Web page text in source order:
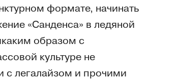
формате, начинать
«Санденса» в ледяной
образом с
культуре не
с легалайзом и прочими